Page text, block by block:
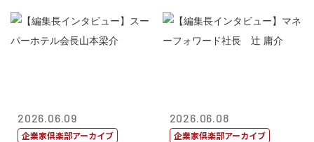
2026.06.09
企業家倶楽部アーカイブ
2026.06.08
企業家倶楽部アーカイブ